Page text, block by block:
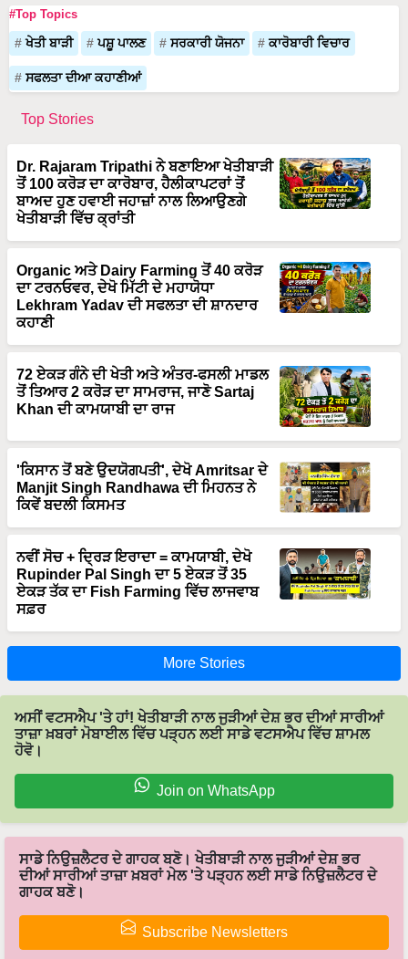
#Top Topics
ਖੇਤੀ ਬਾੜੀ ਪਸ਼ੂ ਪਾਲਣ ਸਰਕਾਰੀ ਯੋਜਨਾ ਕਾਰੋਬਾਰੀ ਵਿਚਾਰ
ਸਫਲਤਾ ਦੀਆ ਕਹਾਣੀਆਂ
Top Stories
Dr. Rajaram Tripathi ਨੇ ਬਣਾਇਆ ਖੇਤੀਬਾੜੀ
ਤੋਂ 100 ਕਰੋੜ ਦਾ ਕਾਰੋਬਾਰ, ਹੈਲੀਕਾਪਟਰਾਂ ਤੋਂ
ਬਾਅਦ ਹੁਣ ਹਵਾਈ ਜਹਾਜ਼ਾਂ ਨਾਲ ਲਿਆਉਣਗੇ
ਖੇਤੀਬਾੜੀ ਵਿੱਚ ਕ੍ਰਾਂਤੀ
Organic ਅਤੇ Dairy Farming ਤੋਂ 40 ਕਰੋੜ
ਦਾ ਟਰਨਓਵਰ, ਦੇਖੋ ਮਿੱਟੀ ਦੇ ਮਹਾਯੋਧਾ
Lekhram Yadav ਦੀ ਸਫਲਤਾ ਦੀ ਸ਼ਾਨਦਾਰ
ਕਹਾਣੀ
72 ਏਕੜ ਗੰਨੇ ਦੀ ਖੇਤੀ ਅਤੇ ਅੰਤਰ-ਫਸਲੀ ਮਾਡਲ
ਤੋਂ ਤਿਆਰ 2 ਕਰੋੜ ਦਾ ਸਾਮਰਾਜ, ਜਾਣੋ Sartaj
Khan ਦੀ ਕਾਮਯਾਬੀ ਦਾ ਰਾਜ
'ਕਿਸਾਨ ਤੋਂ ਬਣੇ ਉਦਯੋਗਪਤੀ', ਦੇਖੋ Amritsar ਦੇ
Manjit Singh Randhawa ਦੀ ਮਿਹਨਤ ਨੇ
ਕਿਵੇਂ ਬਦਲੀ ਕਿਸਮਤ
ਨਵੀਂ ਸੋਚ + ਦ੍ਰਿੜ ਇਰਾਦਾ = ਕਾਮਯਾਬੀ, ਦੇਖੋ
Rupinder Pal Singh ਦਾ 5 ਏਕੜ ਤੋਂ 35
ਏਕੜ ਤੱਕ ਦਾ Fish Farming ਵਿੱਚ ਲਾਜਵਾਬ
ਸਫ਼ਰ
More Stories
ਅਸੀਂ ਵਟਸਐਪ 'ਤੇ ਹਾਂ! ਖੇਤੀਬਾੜੀ ਨਾਲ ਜੁੜੀਆਂ ਦੇਸ਼ ਭਰ ਦੀਆਂ ਸਾਰੀਆਂ
ਤਾਜ਼ਾ ਖ਼ਬਰਾਂ ਮੋਬਾਈਲ ਵਿੱਚ ਪੜ੍ਹਨ ਲਈ ਸਾਡੇ ਵਟਸਐਪ ਵਿੱਚ ਸ਼ਾਮਲ
ਹੋਵੋ।
Join on WhatsApp
ਸਾਡੇ ਨਿਉਜ਼ਲੈਟਰ ਦੇ ਗਾਹਕ ਬਣੋ। ਖੇਤੀਬਾੜੀ ਨਾਲ ਜੁੜੀਆਂ ਦੇਸ਼ ਭਰ
ਦੀਆਂ ਸਾਰੀਆਂ ਤਾਜ਼ਾ ਖ਼ਬਰਾਂ ਮੇਲ 'ਤੇ ਪੜ੍ਹਨ ਲਈ ਸਾਡੇ ਨਿਉਜ਼ਲੈਟਰ ਦੇ
ਗਾਹਕ ਬਣੋ।
Subscribe Newsletters